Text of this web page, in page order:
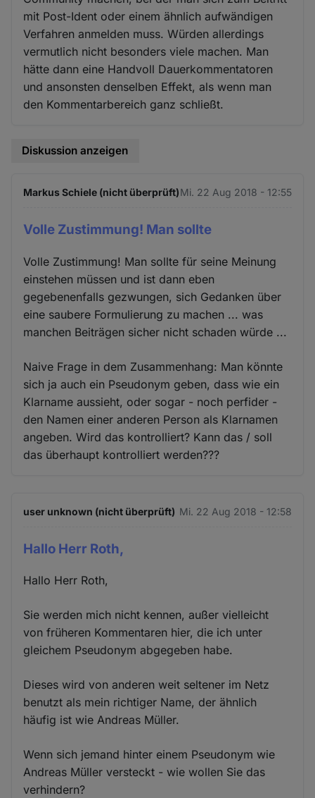
mit Post-Ident oder einem ähnlich aufwändigen
Verfahren anmelden muss. Würden allerdings
vermutlich nicht besonders viele machen. Man
hätte dann eine Handvoll Dauerkommentatoren
und ansonsten denselben Effekt, als wenn man
den Kommentarbereich ganz schließt.
Diskussion anzeigen
Markus Schiele (nicht überprüft)Mi. 22 Aug 2018 - 12:55
Volle Zustimmung! Man sollte
Volle Zustimmung! Man sollte für seine Meinung
einstehen müssen und ist dann eben
gegebenenfalls gezwungen, sich Gedanken über
eine saubere Formulierung zu machen ... was
manchen Beiträgen sicher nicht schaden würde ...
Naive Frage in dem Zusammenhang: Man könnte
sich ja auch ein Pseudonym geben, dass wie ein
Klarname aussieht, oder sogar - noch perfider -
den Namen einer anderen Person als Klarnamen
angeben. Wird das kontrolliert? Kann das / soll
das überhaupt kontrolliert werden???
user unknown (nicht überprüft) Mi. 22 Aug 2018 - 12:58
Hallo Herr Roth,
Hallo Herr Roth,
Sie werden mich nicht kennen, außer vielleicht
von früheren Kommentaren hier, die ich unter
gleichem Pseudonym abgegeben habe.
Dieses wird von anderen weit seltener im Netz
benutzt als mein richtiger Name, der ähnlich
häufig ist wie Andreas Müller.
Wenn sich jemand hinter einem Pseudonym wie
Andreas Müller versteckt - wie wollen Sie das
verhindern?